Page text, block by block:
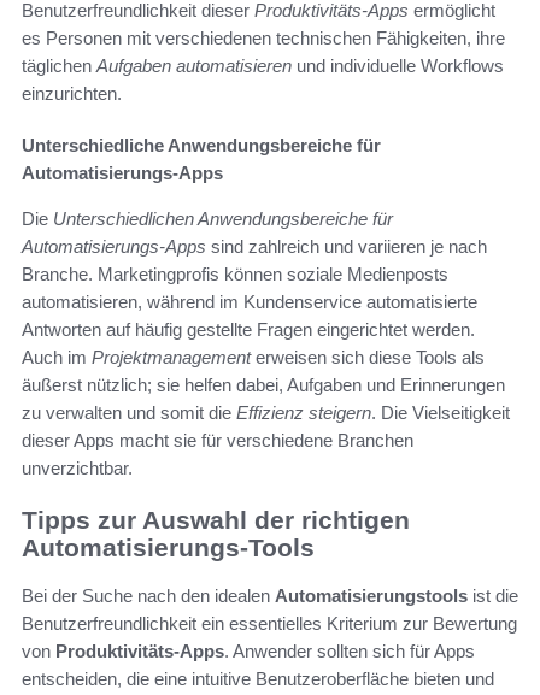
Benutzerfreundlichkeit dieser Produktivitäts-Apps ermöglicht
es Personen mit verschiedenen technischen Fähigkeiten, ihre
täglichen Aufgaben automatisieren und individuelle Workflows
einzurichten.
Unterschiedliche Anwendungsbereiche für
Automatisierungs-Apps
Die Unterschiedlichen Anwendungsbereiche für
Automatisierungs-Apps sind zahlreich und variieren je nach
Branche. Marketingprofis können soziale Medienposts
automatisieren, während im Kundenservice automatisierte
Antworten auf häufig gestellte Fragen eingerichtet werden.
Auch im Projektmanagementerweisen sich diese Tools als
äußerst nützlich; sie helfen dabei, Aufgaben und Erinnerungen
zu verwalten und somit die Effizienz steigern. Die Vielseitigkeit
dieser Apps macht sie für verschiedene Branchen
unverzichtbar.
Tipps zur Auswahl der richtigen
Automatisierungs-Tools
Bei der Suche nach den idealen Automatisierungstools ist die
Benutzerfreundlichkeit ein essentielles Kriterium zur Bewertung
von Produktivitäts-Apps. Anwender sollten sich für Apps
entscheiden, die eine intuitive Benutzeroberfläche bieten und